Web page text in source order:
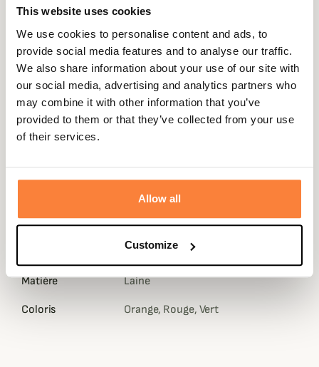
This website uses cookies
We use cookies to personalise content and ads, to
provide social media features and to analyse our traffic.
We also share information about your use of our site with
our social media, advertising and analytics partners who
may combine it with other information that you’ve
provided to them or that they’ve collected from your use
of their services.
Allow all
Customize
Description
Laksen vous propose cette superbe écharpe Clyde en
laine d'agneau et angora pour une douceur et une chaleur
incroyable qui vous tiendra chaud tout au long de l'hiver.
Son coloris à fond marron foncé et carreaux orange et
rouge vous donnera un style certain. Sa composition à
75% laine d'agneau et 25% angora vous procurera
Lavable en machine en utilisant le programme "Laine"
Fiche technique
Composition 100% Laine Écossaise
Homme
Matière Laine
Coloris Orange, Rouge, Vert